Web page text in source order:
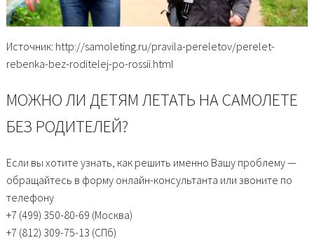
Источник: http://samoleting.ru/pravila-pereletov/perelet-
rebenka-bez-roditelej-po-rossii.html
МОЖНО ЛИ ДЕТЯМ ЛЕТАТЬ НА САМОЛЕТЕ
БЕЗ РОДИТЕЛЕЙ?
Если вы хотите узнать, как решить именно Вашу проблему —
обращайтесь в форму онлайн-консультанта или звоните по
телефону
+7 (499) 350-80-69 (Москва)
+7 (812) 309-75-13 (СПб)